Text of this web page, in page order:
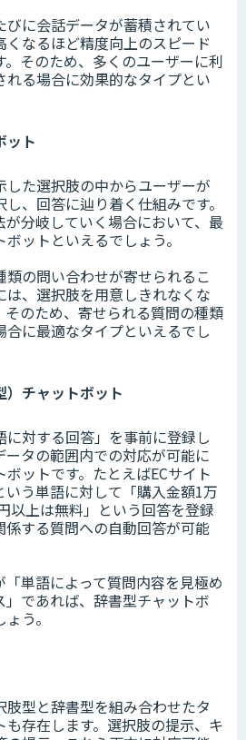
びに会話データが蓄積されてい
くなるほど精度向上のスピード
そのため、多くのユーザーに利
れる場合に効果的なタイプとい
ット
した選択肢の中からユーザーが
、回答に辿り着く仕組みです。
分岐していく場合において、最
ットといえるでしょう。
類の問い合わせが寄せられるこ
は、選択肢を用意しきれなくな
そのため、寄せられる質問の種類
に最適なタイプといえるでし
）チャットボット
に対する回答」を事前に登録し
タの範囲内での対応が可能に
ットです。たとえばECサイト
いう単語に対して「購入金額1万
以上は無料」という回答を登録
係する質問への自動回答が可能
単語によって質問内容を見極め
」であれば、辞書型チャットボ
う。
肢型と辞書型を組み合わせたタ
存在します。選択肢の提示、キ